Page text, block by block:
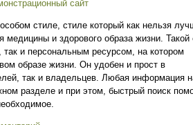
сайт
стиле, стиле который как нельзя
медицины и здорового образа жизни. Такой
так и персональным ресурсом, на котором
образе жизни. Он удобен и прост в
так и владельцев. Любая информация
разделе и при этом, быстрый поиск